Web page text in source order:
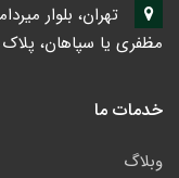
تهران، بلوار
مظفری یا سپاهان، پلاک 15، طبقه اول (کد پستی: 1545634813)
خدمات ما
وبلاگ